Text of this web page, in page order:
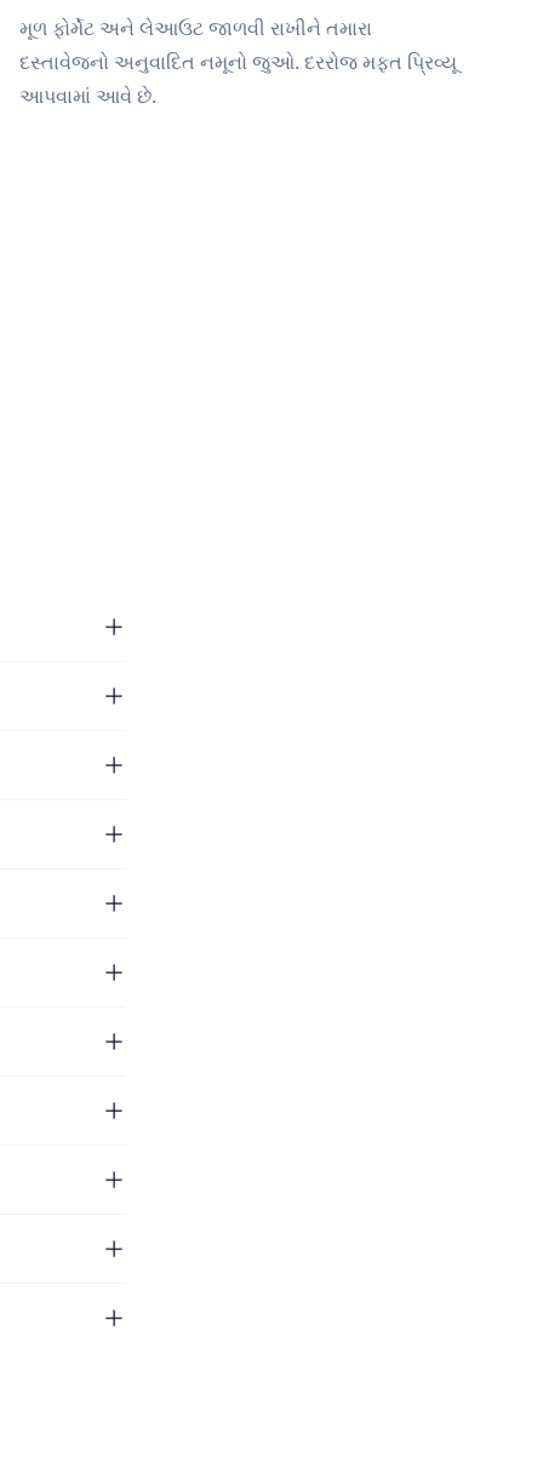
મૂળ ફોર્મેટ અને લેઆઉટ જાળવી રાખીને તમારા
દસ્તાવેજનો અનુવાદિત નમૂનો જુઓ. દરરોજ મફત પ્રિવ્યૂ
આપવામાં આવે છે.